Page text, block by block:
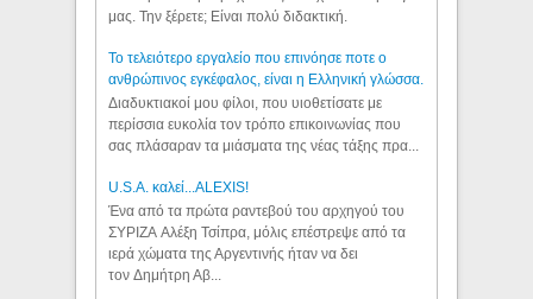
μας. Την ξέρετε; Είναι πολύ διδακτική.
Το τελειότερο εργαλείο που επινόησε ποτε ο
ανθρώπινος εγκέφαλος, είναι η Ελληνική γλώσσα.
Διαδυκτιακοί μου φίλοι, που υιοθετίσατε με
περίσσια ευκολία τον τρόπο επικοινωνίας που
σας πλάσαραν τα μιάσματα της νέας τάξης πρα...
U.S.A. καλεί...ALEXIS!
Ένα από τα πρώτα ραντεβού του αρχηγού του
ΣΥΡΙΖΑ Αλέξη Τσίπρα, μόλις επέστρεψε από τα
ιερά χώματα της Αργεντινής ήταν να δει
τον Δημήτρη Αβ...